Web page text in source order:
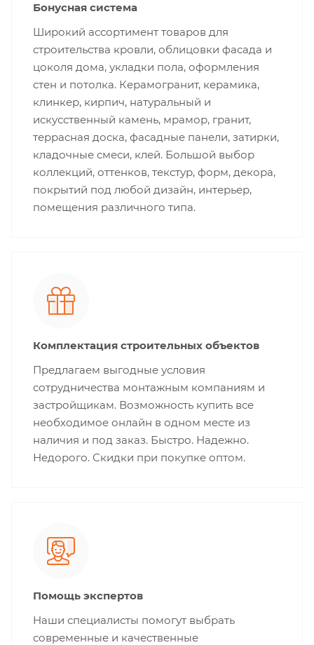
Бонусная система
Широкий ассортимент товаров для
строительства кровли, облицовки фасада и
цоколя дома, укладки пола, оформления
стен и потолка. Керамогранит, керамика,
клинкер, кирпич, натуральный и
искусственный камень, мрамор, гранит,
террасная доска, фасадные панели, затирки,
кладочные смеси, клей. Большой выбор
коллекций, оттенков, текстур, форм, декора,
покрытий под любой дизайн, интерьер,
помещения различного типа.
Комплектация строительных объектов
Предлагаем выгодные условия
сотрудничества монтажным компаниям и
застройщикам. Возможность купить все
необходимое онлайн в одном месте из
наличия и под заказ. Быстро. Надежно.
Недорого. Скидки при покупке оптом.
Помощь экспертов
Наши специалисты помогут выбрать
современные и качественные